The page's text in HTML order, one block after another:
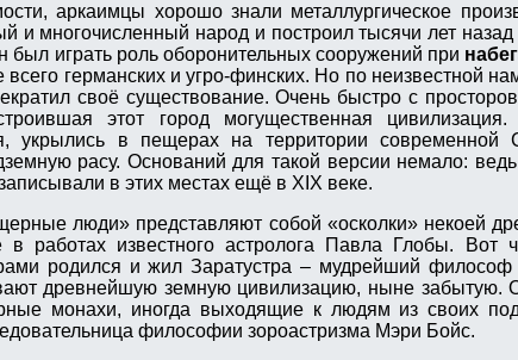
аркаимцы хорошо знали металлургическое
и многочисленный народ и построил тысячи лет
был играть роль оборонительных сооружений при
всего германских и угро-финских. Но по неизвестной
своё существование. Очень быстро с
этот город могущественная
укрылись в пещерах на территории современной
расу. Оснований для такой версии немало:
в этих местах ещё в XIX веке.
люди» представляют собой «осколки» некоей
в работах известного астролога Павла Глобы.
родился и жил Заратустра – мудрейший
древнейшую земную цивилизацию, ныне забытую.
монахи, иногда выходящие к людям из своих
философии зороастризма Мэри Бойс.